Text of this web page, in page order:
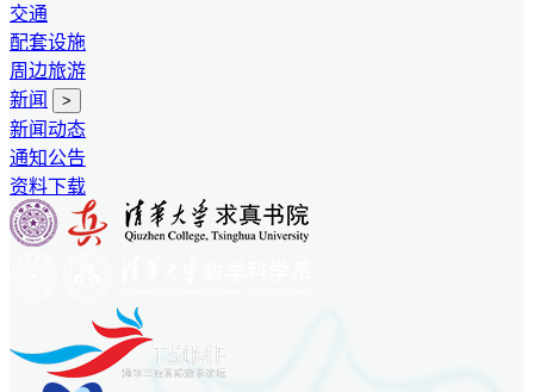
交通
配套设施
周边旅游
新闻
>
新闻动态
通知公告
资料下载